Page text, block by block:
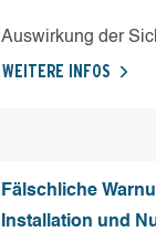
Auswirkung der
WEITERE INFOS
Fälschliche
Installation und